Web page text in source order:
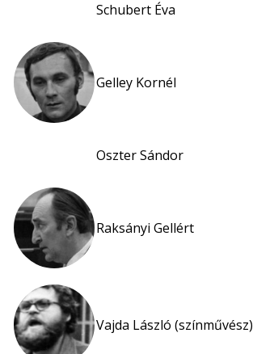
Schubert Éva
Gelley Kornél
Oszter Sándor
Raksányi Gellért
Vajda László (színművész)